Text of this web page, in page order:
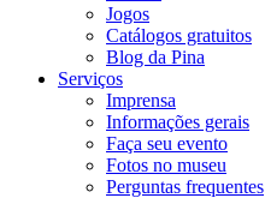
Jogos
Catálogos gratuitos
Blog da Pina
Serviços
Imprensa
Informações gerais
Faça seu evento
Fotos no museu
Perguntas frequentes